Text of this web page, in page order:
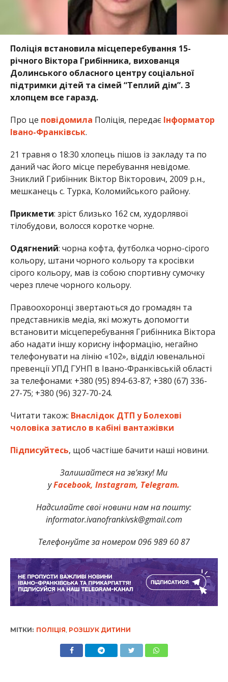
Поліція встановила місцеперебування 15-
річного Віктора Грибінника, вихованця
Долинського обласного центру соціальної
підтримки дітей та сімей “Теплий дім”. З
хлопцем все гаразд.
Про це повідомила Поліція, передає Інформатор
Івано-Франківськ.
21 травня о 18:30 хлопець пішов із закладу та по
даний час його місце перебування невідоме.
Зниклий Грибінник Віктор Вікторович, 2009 р.н.,
мешканець с. Турка, Коломийського району.
Прикмети: зріст близько 162 см, худорлявої
тілобудови, волосся коротке чорне.
Одягнений: чорна кофта, футболка чорно-сірого
кольору, штани чорного кольору та кросівки
сірого кольору, мав із собою спортивну сумочку
через плече чорного кольору.
Правоохоронці звертаються до громадян та
представників медіа, які можуть допомогти
встановити місцеперебування Грибінника Віктора
або надати іншу корисну інформацію, негайно
телефонувати на лінію «102», відділ ювенальної
превенції УПД ГУНП в Івано-Франківській області
за телефонами: +380 (95) 894-63-87; +380 (67) 336-
27-75; +380 (96) 327-70-24.
Читати також: Внаслідок ДТП у Болехові
чоловіка затисло в кабіні вантажівки
Підписуйтесь, щоб частіше бачити наші новини.
Залишайтеся на зв’язку! Ми
уFacebook, Instagram, Telegram.
Надсилайте свої новини нам на пошту:
informator.ivanofrankivsk@gmail.com
Телефонуйте за номером 096 989 60 87
МІТКИ: ПОЛІЦІЯ РОЗШУК ДИТИНИ